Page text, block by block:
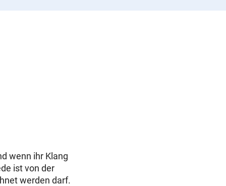
wenn ihr Klang
ist von der
werden darf.